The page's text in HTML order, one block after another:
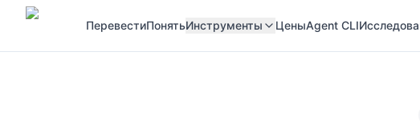
ПеревестиПонятьИнструменты ЦеныAgent CLI